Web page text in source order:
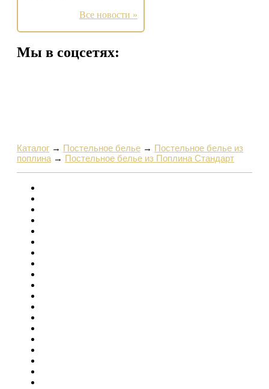
Все новости »
Мы в соцсетях:
Каталог → Постельное белье → Постельное белье из
поплина → Постельное белье из Поплина Стандарт